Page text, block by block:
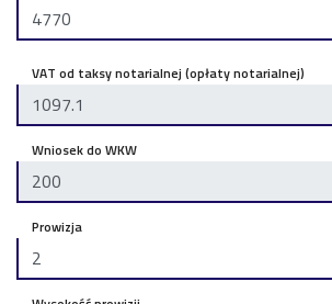
VAT od taksy notarialnej (opłaty notarialnej)
Wniosek do WKW
Prowizja